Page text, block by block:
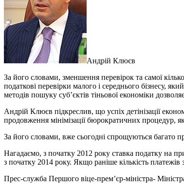
Андрій Клюєв
За його словами, зменшення перевірок та самої
податкові перевірки малого і середнього бізнесу,
методів пошуку суб’єктів тіньової економіки
Андрій Клюєв підкреслив, що успіх детінізації
продовження мінімізації бюрократичних процедур,
За його словами, вже сьогодні спрощуються багато
Нагадаємо, з початку 2012 року ставка податку на
з початку 2014 року. Якщо раніше кількість платежів
Прес-служба Першого віце-прем’єр-міністра-